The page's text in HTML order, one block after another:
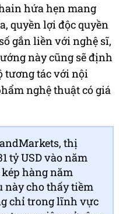
hứa hẹn mang
quyền lợi độc quyền
gắn liền với nghệ sĩ,
này cũng sẽ định
tương tác với nội
nghệ thuật có giá
thị
tỷ USD vào năm
hàng năm
này cho thấy tiềm
chỉ trong lĩnh vực